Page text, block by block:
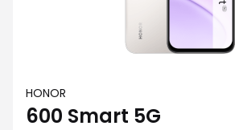
HONOR
600 Smart 5G